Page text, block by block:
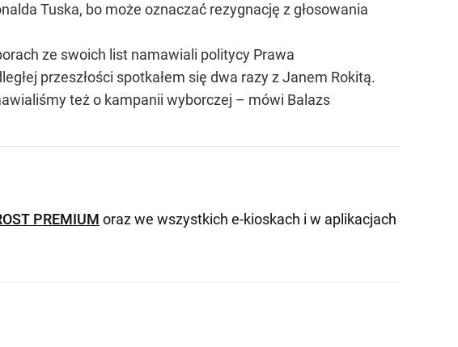
Tuska, bo może oznaczać rezygnację z głosowania
ze swoich list namawiali politycy Prawa
przeszłości spotkałem się dwa razy z Janem Rokitą.
też o kampanii wyborczej – mówi Balazs
PREMIUM oraz we wszystkich e-kioskach i w aplikacjach